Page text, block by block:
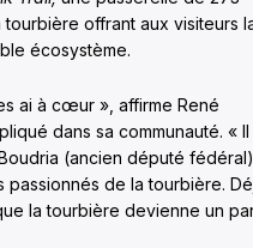
offrant aux visiteurs
écosystème.
ai à cœur », affirme René
dans sa communauté. «
(ancien député
passionnés de la tourbière.
la tourbière devienne un